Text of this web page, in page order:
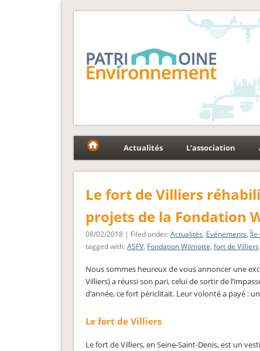
Fédération
Actualités L’association
Le fort de Villiers
projets de la Fondation
08/02/2018 | Filed under:Actualités, Evénements,
tagged with:ASFV, Fondation Wilmotte, fort de Villiers
Nous sommes heureux de vous annoncer une
Villiers) a réussi son pari, celui de sortir de
d’année, ce fort périclitait. Leur volonté a payé :
Le fort de Villiers
Le fort de Villiers, en Seine-Saint-Denis, est un